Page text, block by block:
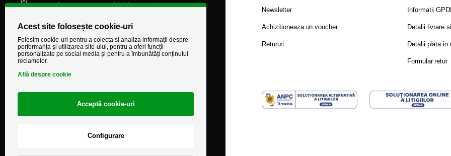
accesorii auto, moto, atv, biciclete, camioane
(+40) 745 848 890
comenzi@autocarestore.ro
Newsletter
Achizitioneaza un voucher
Retururi
Informatii
Detalii livrare
Detalii plata in
Formular retur
Acest site folosește cookie-uri
Folosim cookie-uri pentru a colecta si analiza informații despre
performanța și utilizarea site-ului, pentru a oferi funcții
personalizate pe social media și pentru a îmbunătăți conținutul
reclamelor.
Află despre cookie
Acceptă cookie-uri
Configurare